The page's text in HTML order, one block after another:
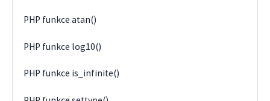
PHP funkce atan()
PHP funkce log10()
PHP funkce is_infinite()